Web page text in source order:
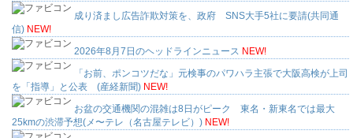
成り済まし広告詐欺対策を、政府 SNS大手5社に要請(共同通
信) NEW!
2026年8月7日のヘッドラインニュース NEW!
「お前、ポンコツだな」元検事のパワハラ主張で大阪高検が上司
を「指導」と公表 (産経新聞) NEW!
お盆の交通機関の混雑は8日がピーク 東名・新東名では最大
25kmの渋滞予想(メ〜テレ（名古屋テレビ）) NEW!